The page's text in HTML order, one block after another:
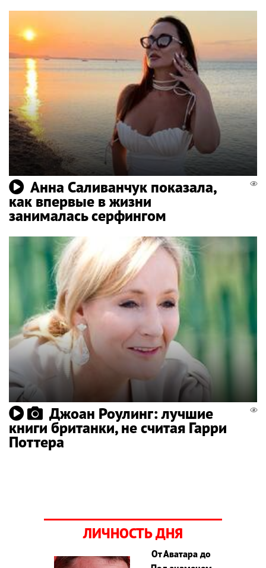
Анна Саливанчук показала,
как впервые в жизни
занималась серфингом
Джоан Роулинг: лучшие
книги британки, не считая Гарри
Поттера
ЛИЧНОСТЬ ДНЯ
От Аватара до